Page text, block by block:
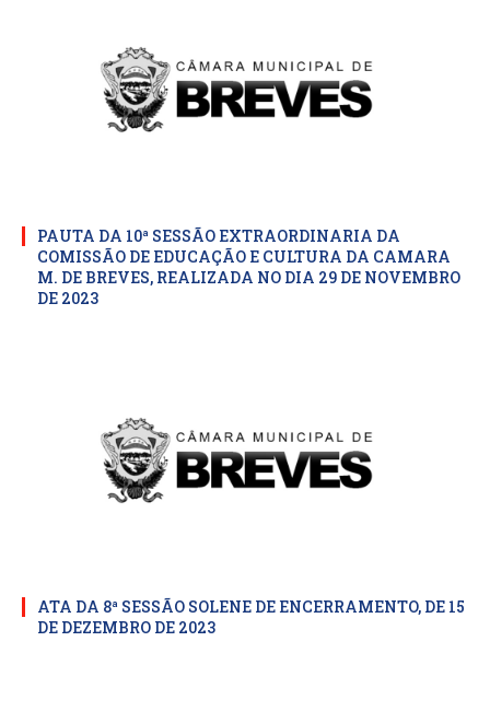
PAUTA DA 10ª SESSÃO EXTRAORDINARIA DA
COMISSÃO DE EDUCAÇÃO E CULTURA DA CAMARA
M. DE BREVES, REALIZADA NO DIA 29 DE NOVEMBRO
DE 2023
ATA DA 8ª SESSÃO SOLENE DE ENCERRAMENTO, DE 15
DE DEZEMBRO DE 2023